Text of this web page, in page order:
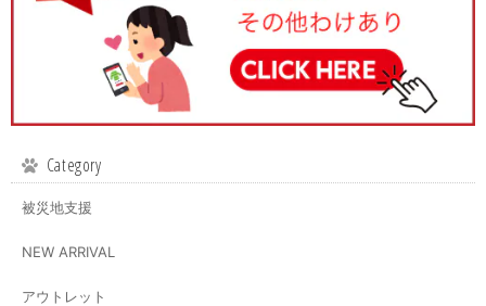
Category
被災地支援
NEW ARRIVAL
アウトレット